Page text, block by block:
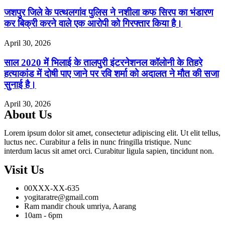
जशपुर जिले के पत्थलगांव पुलिस ने नशीला कफ सिरप का भंडारण
कर बिक्री करने वाले एक आरोपी को गिरफ्तार किया है।
April 30, 2026
साल 2020 में भिलाई के तालपुरी इंटरनेशनल कॉलोनी के तिहरे
हत्याकांड में दोषी पाए जाने पर रवि शर्मा को अदालत ने मौत की सजा
सुनाई है।
April 30, 2026
About Us
Lorem ipsum dolor sit amet, consectetur adipiscing elit. Ut elit tellus,
luctus nec. Curabitur a felis in nunc fringilla tristique. Nunc
interdum lacus sit amet orci. Curabitur ligula sapien, tincidunt non.
Visit Us
00XXX-XX-635
yogitaratre@gmail.com
Ram mandir chouk umriya, Aarang
10am - 6pm